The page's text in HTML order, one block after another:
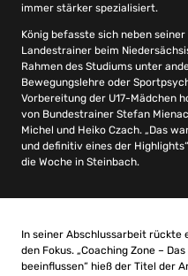
immer stärker spezialisiert.
König befasste sich neben
Landestrainer beim
Rahmen des Studiums unter
Bewegungslehre oder
Vorbereitung der U17-Mädchen
von Bundestrainer Stefan
Michel und Heiko Czach. „Das
und definitiv eines der
die Woche in Steinbach.
In seiner Abschlussarbeit rückte
den Fokus. „Coaching Zone –
beeinflussen“ hieß der Titel der